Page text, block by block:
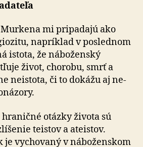
mi pripadajú ako
napríklad v poslednom
istota, že náboženský
život, cho­ro­bu, smrť a
neistota, či to dokážu aj ne­
hraničné otázky života sú
teistov a ateistov.
je vy­cho­va­ný v náboženskom